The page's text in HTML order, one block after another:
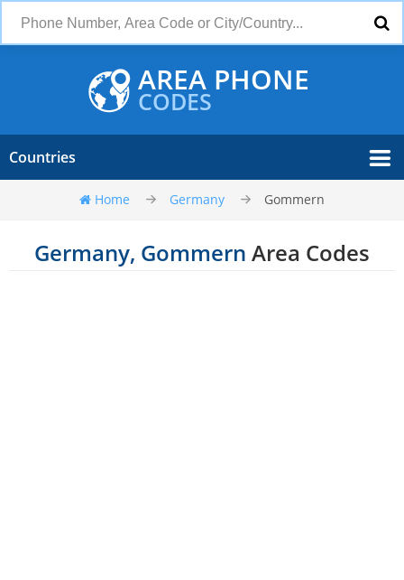
AREA PHONE
CODES
Countries
Home Germany Gommern
Germany, Gommern Area Codes